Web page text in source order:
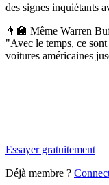
des signes inquiétants
👨‍🏫 Même Warren
"Avec le temps, ce
voitures américaines
Essayer gratuitement
Déjà membre ?